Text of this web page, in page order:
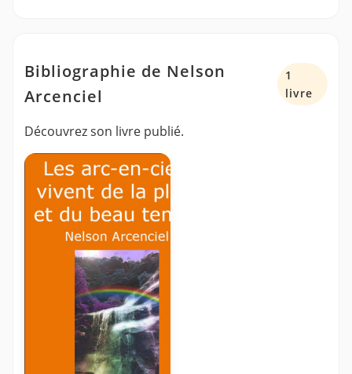
Bibliographie de Nelson
Arcenciel
1
livre
Découvrez son livre publié.